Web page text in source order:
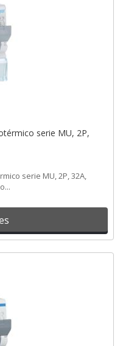
serie MU, 2P,
serie MU, 2P, 32A,